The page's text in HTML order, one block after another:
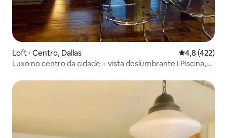
Loft ⋅ Centro, Dallas 4,8 de uma
4,8 (422)
Luxo no centro da cidade + vista deslumbrante I Piscina,